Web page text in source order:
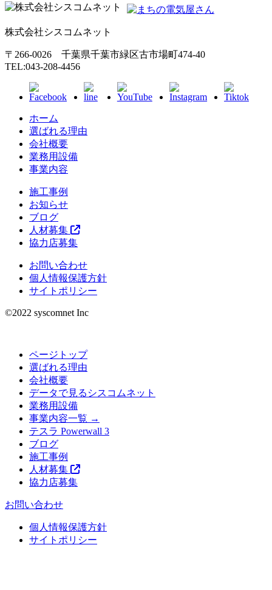
株式会社シスコムネット
〒266-0026 千葉県千葉市緑区古市場町474-40
TEL:043-208-4456
ホーム
選ばれる理由
会社概要
業務用設備
事業内容
施工事例
お知らせ
ブログ
人材募集
協力店募集
お問い合わせ
個人情報保護方針
サイトポリシー
©︎2022 syscomnet Inc
ページトップ
選ばれる理由
会社概要
データで見るシスコムネット
業務用設備
事業内容一覧 →
テスラ Powerwall 3
ブログ
施工事例
人材募集
協力店募集
お問い合わせ
個人情報保護方針
サイトポリシー